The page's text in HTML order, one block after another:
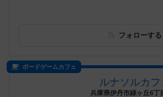
フォローする
ボードゲームカフェ
ルナソルカフ
兵庫県伊丹市緑ヶ丘6丁